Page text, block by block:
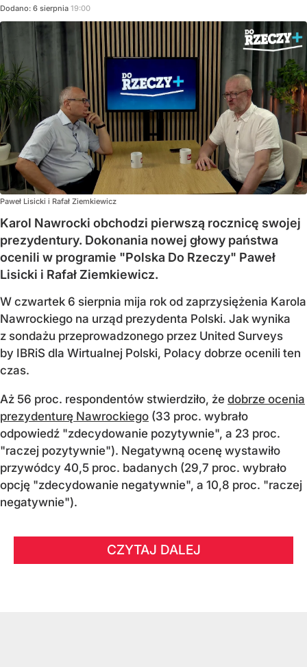
Dodano: 6 sierpnia 19:00
Paweł Lisicki i Rafał Ziemkiewicz
Karol Nawrocki obchodzi pierwszą rocznicę swojej
prezydentury. Dokonania nowej głowy państwa
ocenili w programie "Polska Do Rzeczy" Paweł
Lisicki i Rafał Ziemkiewicz.
W czwartek 6 sierpnia mija rok od zaprzysiężenia Karola
Nawrockiego na urząd prezydenta Polski. Jak wynika
z sondażu przeprowadzonego przez United Surveys
by IBRiS dla Wirtualnej Polski, Polacy dobrze ocenili ten
czas.
Aż 56 proc. respondentów stwierdziło, że dobrze ocenia
prezydenturę Nawrockiego (33 proc. wybrało
odpowiedź "zdecydowanie pozytywnie", a 23 proc.
"raczej pozytywnie"). Negatywną ocenę wystawiło
przywódcy 40,5 proc. badanych (29,7 proc. wybrało
opcję "zdecydowanie negatywnie", a 10,8 proc. "raczej
negatywnie").
CZYTAJ DALEJ